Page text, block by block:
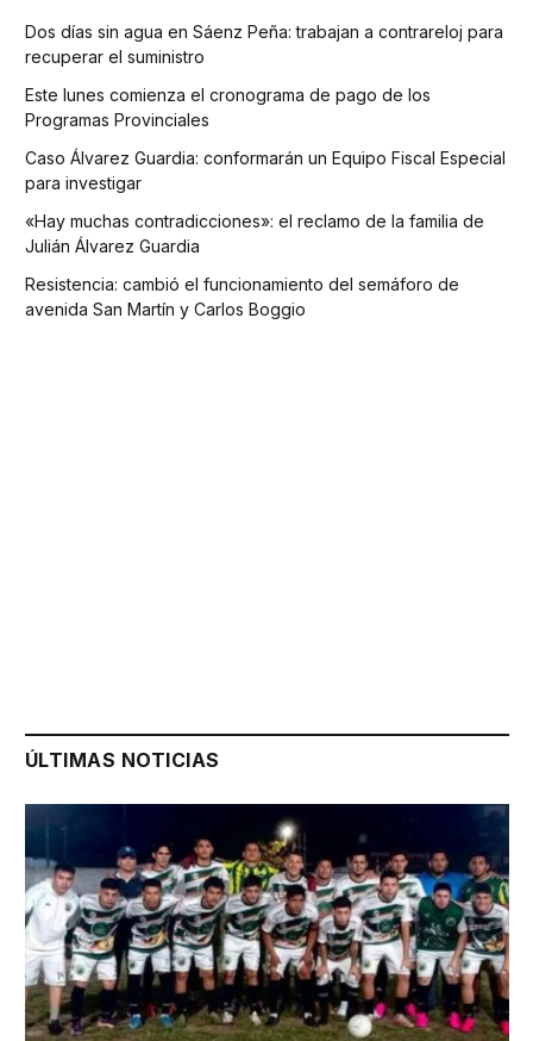
Dos días sin agua en Sáenz Peña: trabajan a contrareloj para
recuperar el suministro
Este lunes comienza el cronograma de pago de los
Programas Provinciales
Caso Álvarez Guardia: conformarán un Equipo Fiscal Especial
para investigar
«Hay muchas contradicciones»: el reclamo de la familia de
Julián Álvarez Guardia
Resistencia: cambió el funcionamiento del semáforo de
avenida San Martín y Carlos Boggio
ÚLTIMAS NOTICIAS